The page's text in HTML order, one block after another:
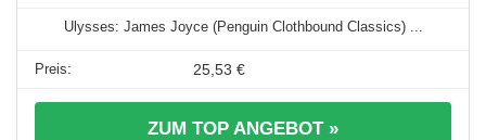
Ulysses: James Joyce (Penguin Clothbound Classics) ...
25,53 €
ZUM TOP ANGEBOT »